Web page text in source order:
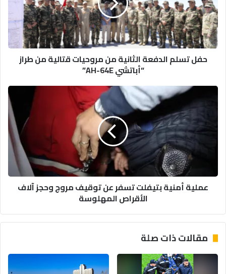
من
مروحيات
قتالية
من
طراز
“أباتشي
حفل تسلم الدفعة الثانية من مروحيات قتالية من طراز
“أباتشي AH-64E”
عملية
آلاف
الأقراص
عملية أمنية بتيفلت تسفر عن توقيف مروج وحجز آلاف
الأقراص المهلوسة
مقالات ذات صلة